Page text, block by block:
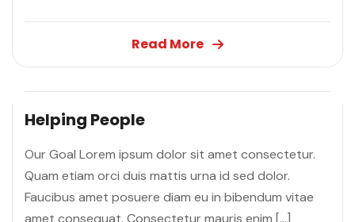
Read More
Helping People
Our Goal Lorem ipsum dolor sit amet consectetur.
Quam etiam orci duis mattis urna id sed dolor.
Faucibus amet posuere diam eu in bibendum vitae
amet consequat. Consectetur mauris enim […]